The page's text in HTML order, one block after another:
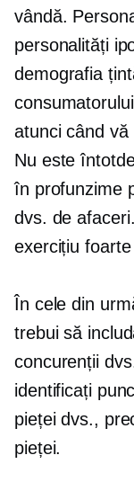
vândă.
personalități
demografia
atunci când vă
Nu este
în profunzime
dvs. de
exercițiu
În cele din
trebui să
concurenții
identificați
pieței dvs.,
pieței.